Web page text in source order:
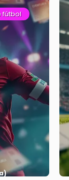
fútbol